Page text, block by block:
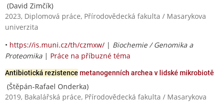
(David Zimčík)
2023, Diplomová práce, Přírodovědecká fakulta / Masarykova
univerzita
• https://is.muni.cz/th/czmxw/ | Biochemie / Genomika a
Proteomika | Práce na příbuzné téma
Antibiotická rezistence metanogenních archea v lidské mikrobiotě
(Štěpán-Rafael Onderka)
2019, Bakalářská práce, Přírodovědecká fakulta / Masarykova